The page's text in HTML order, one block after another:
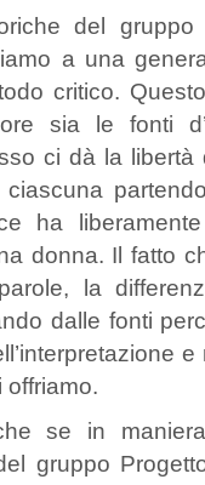
del
a una
critico.
sia le fonti
ci dà la
ha
donna. Il fatto
la
dalle fonti
offriamo.
se in
gruppo